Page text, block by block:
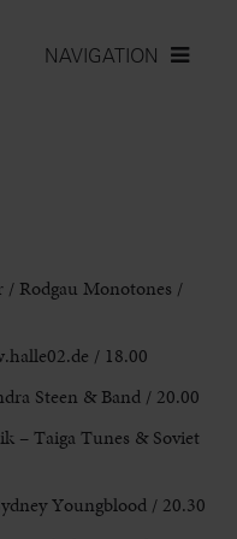
NAVIGATION
/ Rodgau Monotones /
/ 18.00
Steen & Band / 20.00
– Taiga Tunes & Soviet
Youngblood / 20.30